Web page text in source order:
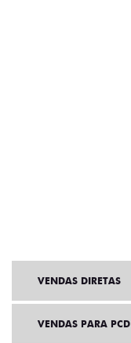
VENDAS DIRETAS
VENDAS PARA PCD